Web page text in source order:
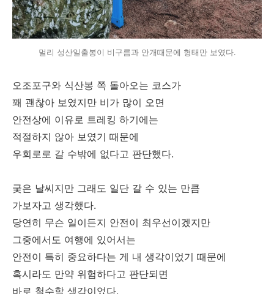
멀리 성산일출봉이 비구름과 안개때문에 형태만 보였다.
오조포구와 식산봉 쪽 돌아오는 코스가
꽤 괜찮아 보였지만 비가 많이 오면
안전상에 이유로 트레킹 하기에는
적절하지 않아 보였기 때문에
우회로로 갈 수밖에 없다고 판단했다.
궂은 날씨지만 그래도 일단 갈 수 있는 만큼
가보자고 생각했다.
당연히 무슨 일이든지 안전이 최우선이겠지만
그중에서도 여행에 있어서는
안전이 특히 중요하다는 게 내 생각이었기 때문에
혹시라도 만약 위험하다고 판단되면
바로 철수할 생각이었다.